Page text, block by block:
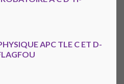
APC TLE C ET D-